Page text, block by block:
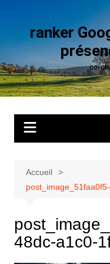
contenuranker
cc-
Accueil
48dc-a1c0-